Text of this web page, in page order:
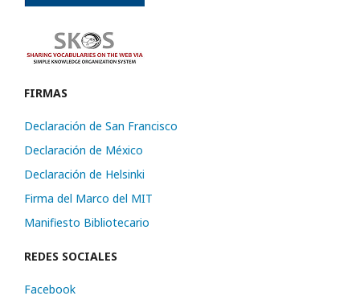
FIRMAS
Declaración de San Francisco
Declaración de México
Declaración de Helsinki
Firma del Marco del MIT
Manifiesto Bibliotecario
REDES SOCIALES
Facebook